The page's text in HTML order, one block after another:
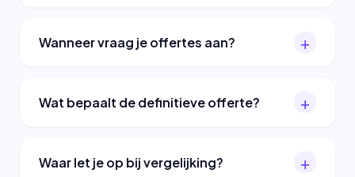
Wanneer vraag je offertes aan?
Wat bepaalt de definitieve offerte?
Waar let je op bij vergelijking?